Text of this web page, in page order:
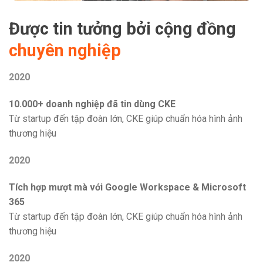
Được tin tưởng bởi cộng đồng
chuyên nghiệp
2020
10.000+ doanh nghiệp đã tin dùng CKE
Từ startup đến tập đoàn lớn, CKE giúp chuẩn hóa hình ảnh
thương hiệu
2020
Tích hợp mượt mà với Google Workspace & Microsoft
365
Từ startup đến tập đoàn lớn, CKE giúp chuẩn hóa hình ảnh
thương hiệu
2020